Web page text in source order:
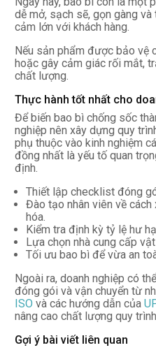
dễ mở, sạch sẽ, gọn gàng
cảm lớn với khách hàng.
Nếu sản phẩm được bảo vệ
hoặc gây cảm giác rối mắt,
chất lượng.
Thực hành tốt nhất cho
Để biến bao bì chống sốc
nghiệp nên xây dựng quy
phụ thuộc vào kinh nghiệm
đồng nhất là yếu tố quan
định.
Thiết lập checklist đóng
Đào tạo nhân viên về
hóa.
Kiểm tra định kỳ tỷ lệ hư
Lựa chọn nhà cung cấp
Tối ưu bao bì để vừa an
Ngoài ra, doanh nghiệp có
đóng gói và vận chuyển từ
ISO và các hướng dẫn của
nâng cao chất lượng quy trình.
Gợi ý bài viết liên quan